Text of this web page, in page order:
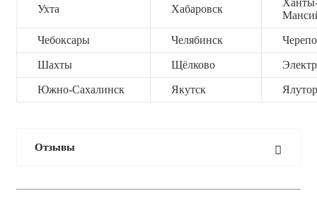
Ухта Хабаровск
Чебоксары Челябинск
Шахты Щёлково
Южно-Сахалинск Якутск
Отзывы